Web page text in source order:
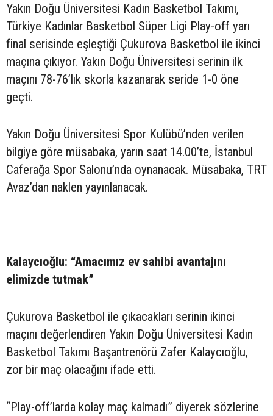
Yakın Doğu Üniversitesi Kadın Basketbol Takımı,
Türkiye Kadınlar Basketbol Süper Ligi Play-off yarı
final serisinde eşleştiği Çukurova Basketbol ile ikinci
maçına çıkıyor. Yakın Doğu Üniversitesi serinin ilk
maçını 78-76’lık skorla kazanarak seride 1-0 öne
geçti.
Yakın Doğu Üniversitesi Spor Kulübü’nden verilen
bilgiye göre müsabaka, yarın saat 14.00’te, İstanbul
Caferağa Spor Salonu’nda oynanacak. Müsabaka, TRT
Avaz’dan naklen yayınlanacak.
Kalaycıoğlu: “Amacımız ev sahibi avantajını
elimizde tutmak”
Çukurova Basketbol ile çıkacakları serinin ikinci
maçını değerlendiren Yakın Doğu Üniversitesi Kadın
Basketbol Takımı Başantrenörü Zafer Kalaycıoğlu,
zor bir maç olacağını ifade etti.
“Play-off’larda kolay maç kalmadı” diyerek sözlerine